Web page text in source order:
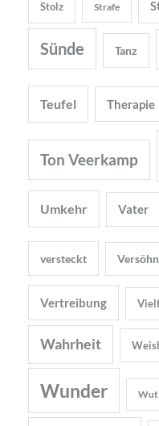
Stolz Strafe
Sünde Tanz
Teufel Therapie
Ton Veerkamp
Umkehr Vater
versteckt
Vertreibung
Wahrheit
Wunder Wut